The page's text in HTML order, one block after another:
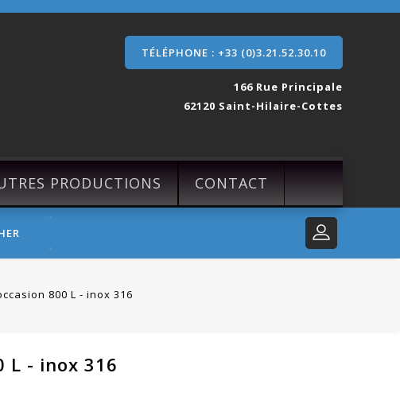
TÉLÉPHONE : +33 (0)3.21.52.30.10
166 Rue Principale
62120 Saint-Hilaire-Cottes
PRODUCTIONS CONTACT
800 L - inox 316
L - inox 316